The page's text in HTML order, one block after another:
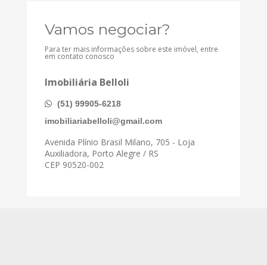
Vamos negociar?
Para ter mais informações sobre este imóvel, entre
em contato conosco
Imobiliária Belloli
(51) 99905-6218
imobiliariabelloli@gmail.com
Avenida Plínio Brasil Milano, 705 - Loja
Auxiliadora, Porto Alegre / RS
CEP 90520-002